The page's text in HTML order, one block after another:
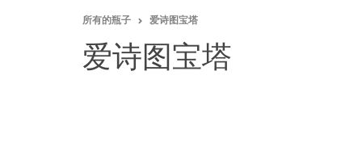
所有的瓶子 爱诗图宝塔
爱诗图宝塔